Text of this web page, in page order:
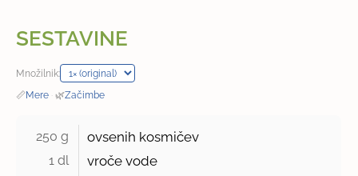
SESTAVINE
Množilnik:
📏Mere · 🌿Začimbe
250 g ovsenih kosmičev
1 dl vroče vode